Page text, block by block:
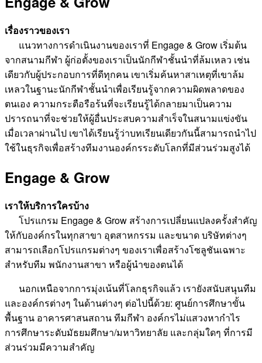
เรื่องราวของเรา
แนวทางการดำเนินงานของเราที่ Engage & Grow เริ่มต้น
จากสนามกีฬา ผู้ก่อตั้งของเราเป็นนักกีฬาชั้นนำที่ล้มเหลว เช่น
เดียวกับผู้ประกอบการที่ดีทุกคน เขาเริ่มค้นหาสาเหตุที่เขาล้ม
เหลวในฐานะนักกีฬาชั้นนำเพื่อเรียนรู้จากความผิดพลาดของ
ตนเอง ความกระตือรือร้นที่จะเรียนรู้ได้กลายมาเป็นความ
ปรารถนาที่จะช่วยให้ผู้อื่นประสบความสำเร็จในสนามแข่งขัน
เมื่อเวลาผ่านไป เขาได้เรียนรู้ว่าบทเรียนเดียวกันนี้สามารถนำไป
ใช้ในธุรกิจเพื่อสร้างทีมงานองค์กรระดับโลกที่มีส่วนร่วมสูงได้
Engage & Grow
เราให้บริการใครบ้าง
โปรแกรม Engage & Grow สร้างการเปลี่ยนแปลงครั้งสำคัญ
ให้กับองค์กรในทุกสาขา อุตสาหกรรม และขนาด บริษัทต่างๆ
สามารถเลือกโปรแกรมต่างๆ ของเราเพื่อสร้างโซลูชันเฉพาะ
สำหรับทีม พนักงานสาขา หรือผู้นำของตนได้
นอกเหนือจากการมุ่งเน้นที่โลกธุรกิจแล้ว เรายังสนับสนุนทีม
และองค์กรต่างๆ ในด้านต่างๆ ต่อไปนี้ด้วย: ศูนย์การศึกษาขั้น
พื้นฐาน อาคารศาสนสถาน ทีมกีฬา องค์กรไม่แสวงหากำไร
การศึกษาระดับมัธยมศึกษา/มหาวิทยาลัย และกลุ่มใดๆ ที่การมี
ส่วนร่วมมีความสำคัญ